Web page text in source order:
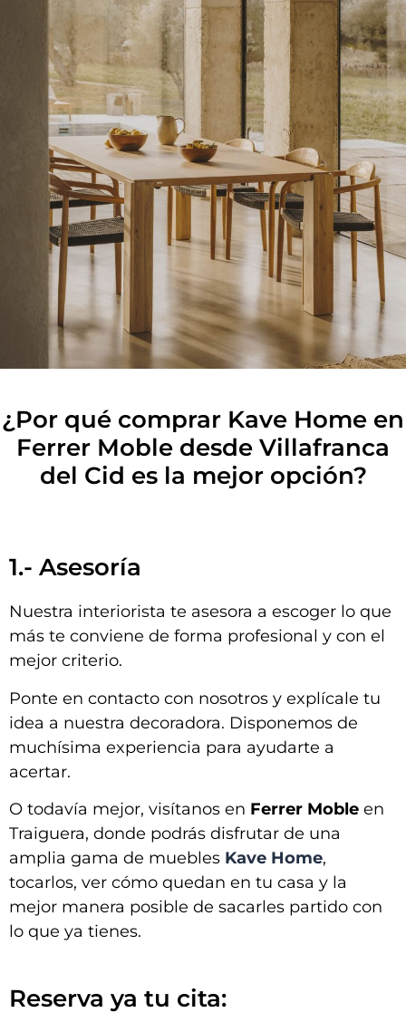
¿Por qué comprar Kave Home en
Ferrer Moble desde Villafranca
del Cid es la mejor opción?
1.- Asesoría
Nuestra interiorista te asesora a escoger lo que
más te conviene de forma profesional y con el
mejor criterio.
Ponte en contacto con nosotros y explícale tu
idea a nuestra decoradora. Disponemos de
muchísima experiencia para ayudarte a
acertar.
O todavía mejor, visítanos en Ferrer Moble en
Traiguera, donde podrás disfrutar de una
amplia gama de muebles Kave Home,
tocarlos, ver cómo quedan en tu casa y la
mejor manera posible de sacarles partido con
lo que ya tienes.
Reserva ya tu cita: